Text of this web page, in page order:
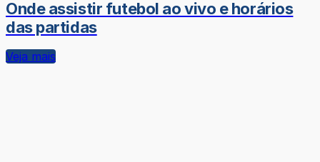
Onde assistir futebol ao vivo e horários
das partidas
Veja mais